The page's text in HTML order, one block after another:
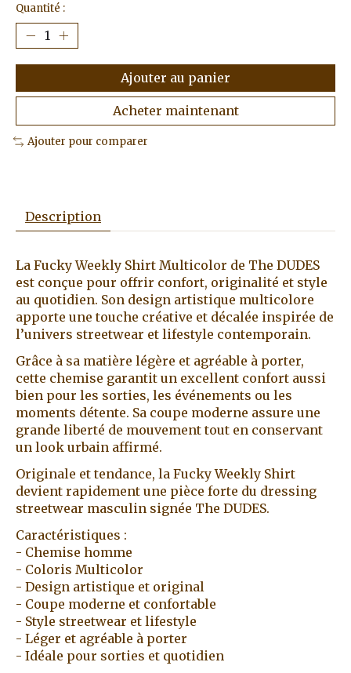
Quantité :
Ajouter au panier
Acheter maintenant
Ajouter pour comparer
Description
La Fucky Weekly Shirt Multicolor de The DUDES
est conçue pour offrir confort, originalité et style
au quotidien. Son design artistique multicolore
apporte une touche créative et décalée inspirée de
l’univers streetwear et lifestyle contemporain.
Grâce à sa matière légère et agréable à porter,
cette chemise garantit un excellent confort aussi
bien pour les sorties, les événements ou les
moments détente. Sa coupe moderne assure une
grande liberté de mouvement tout en conservant
un look urbain affirmé.
Originale et tendance, la Fucky Weekly Shirt
devient rapidement une pièce forte du dressing
streetwear masculin signée The DUDES.
Caractéristiques :
- Chemise homme
- Coloris Multicolor
- Design artistique et original
- Coupe moderne et confortable
- Style streetwear et lifestyle
- Léger et agréable à porter
- Idéale pour sorties et quotidien